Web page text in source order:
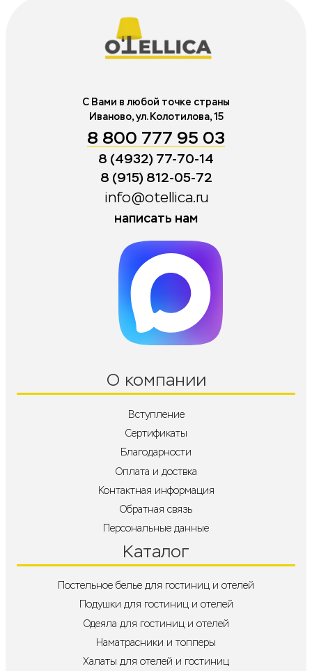
С Вами в любой точке страны
Иваново, ул. Колотилова, 15
8 800 777 95 03
8 (4932) 77-70-14
8 (915) 812-05-72
info@otellica.ru
написать нам
Каталог
Постельное белье для гостиниц и отелей
Подушки для гостиниц и отелей
Одеяла для гостиниц и отелей
Наматрасники и топперы
Халаты для отелей и гостиниц
О компании
Вступление
Сертификаты
Благодарности
Оплата и доствка
Контактная информация
Обратная связь
Персональные данные